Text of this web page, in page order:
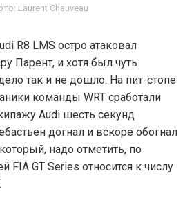
Laurent Chauveau
R8 LMS остро атаковал
Парент, и хотя был чуть
так и не дошло. На пит-стопе
команды WRT сработали
Audi шесть секунд
догнал и вскоре обогнал
надо отметить, по
FIA GT Series относится к числу